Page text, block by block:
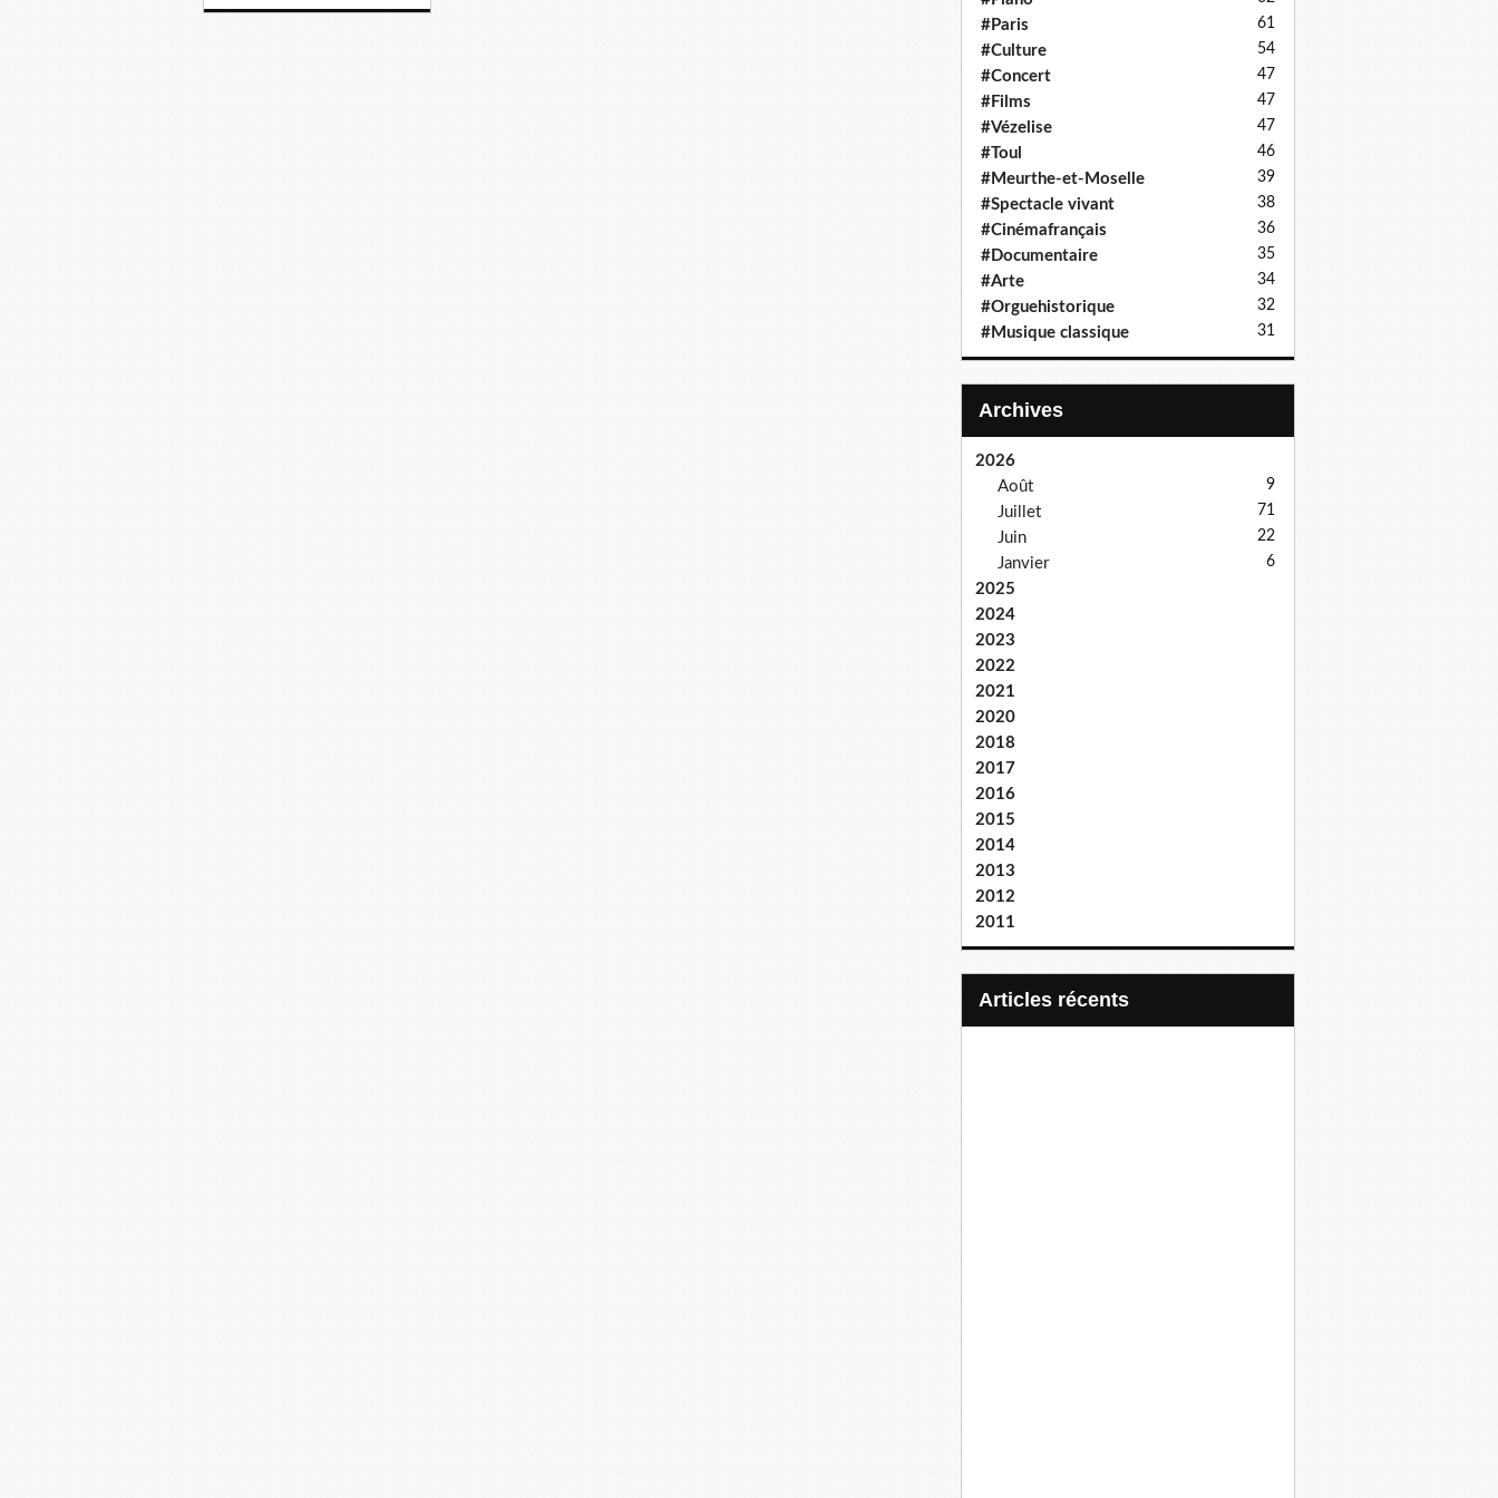
#Paris 61
#Culture 54
#Concert 47
#Films 47
#Vézelise 47
#Toul 46
#Meurthe-et-Moselle 39
#Spectacle vivant 38
#Cinémafrançais 36
#Documentaire 35
#Arte 34
#Orguehistorique 32
#Musique classique 31
Archives
2026
Août
9
Juillet 71
Juin 22
Janvier 6
2025
2024
2023
2022
2021
2020
2018
2017
2016
2015
2014
2013
2012
2011
articles récents